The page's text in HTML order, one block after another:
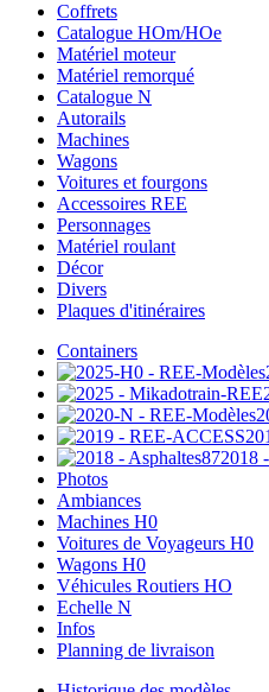
Coffrets
Catalogue HOm/HOe
Matériel moteur
Matériel remorqué
Catalogue N
Autorails
Machines
Wagons
Voitures et fourgons
Accessoires REE
Personnages
Matériel roulant
Décor
Divers
Plaques d'itinéraires
Containers
2018
Photos
Ambiances
Machines H0
Voitures de Voyageurs H0
Wagons H0
Véhicules Routiers HO
Echelle N
Infos
Planning de livraison